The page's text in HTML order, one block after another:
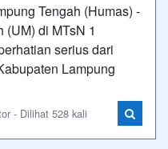
Tengah (Humas) -
di MTsN 1
serius dari
Lampung
- Dilihat 528 kali